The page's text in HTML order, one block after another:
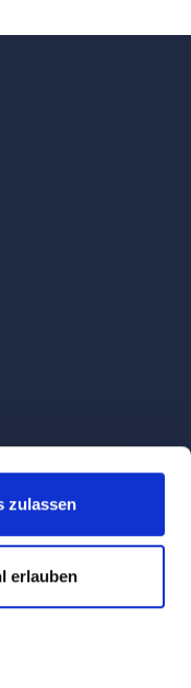
zulassen
erlauben